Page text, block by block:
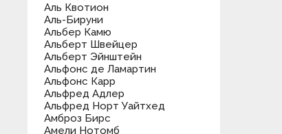
Аль Квотион
Аль-Бируни
Альбер Камю
Альберт Швейцер
Альберт Эйнштейн
Альфонс де Ламартин
Альфонс Карр
Альфред Адлер
Альфред Норт Уайтхед
Амброз Бирс
Амели Нотомб